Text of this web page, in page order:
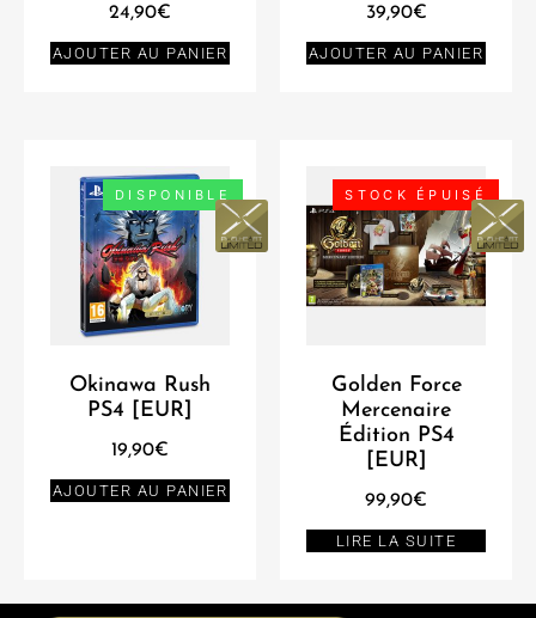
24,90€
AJOUTER AU PANIER
39,90€
AJOUTER AU PANIER
DISPONIBLE
Okinawa Rush
PS4 [EUR]
19,90€
AJOUTER AU PANIER
STOCK ÉPUISÉ
Golden Force
Mercenaire
Édition PS4
[EUR]
99,90€
LIRE LA SUITE